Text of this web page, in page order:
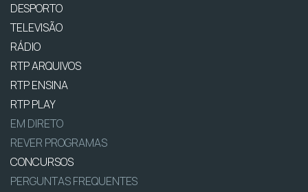
DESPORTO
TELEVISÃO
RÁDIO
RTP ARQUIVOS
RTP ENSINA
RTP PLAY
EM DIRETO
REVER PROGRAMAS
CONCURSOS
PERGUNTAS FREQUENTES